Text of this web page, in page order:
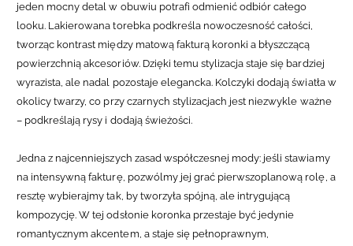
jeden mocny detal w obuwiu potrafi odmienić odbiór całego
looku. Lakierowana torebka podkreśla nowoczesność całości,
tworząc kontrast między matową fakturą koronki a błyszczącą
powierzchnią akcesoriów. Dzięki temu stylizacja staje się bardziej
wyrazista, ale nadal pozostaje elegancka. Kolczyki dodają światła w
okolicy twarzy, co przy czarnych stylizacjach jest niezwykle ważne
– podkreślają rysy i dodają świeżości.
Jedna z najcenniejszych zasad współczesnej mody: jeśli stawiamy
na intensywną fakturę, pozwólmy jej grać pierwszoplanową rolę, a
resztę wybierajmy tak, by tworzyła spójną, ale intrygującą
kompozycję. W tej odsłonie koronka przestaje być jedynie
romantycznym akcentem, a staje się pełnoprawnym,